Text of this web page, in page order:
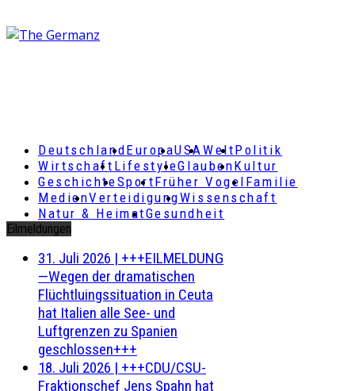
DeutschlandEuropaUSAWeltPolitik
Wirtschaft LifestyleGlaubenKultur
GeschichteSportFrüher Vogel Familie
MedienVerteidigungWissenschaft
Natur & HeimatGesundheit
Eilmeldungen
31. Juli 2026 | +++EILMELDUNG
—Wegen der dramatischen
Flüchtluingssituation in Ceuta
hat Italien alle See- und
Luftgrenzen zu Spanien
geschlossen+++
18. Juli 2026 | +++CDU/CSU-
Fraktionschef Jens Spahn hat